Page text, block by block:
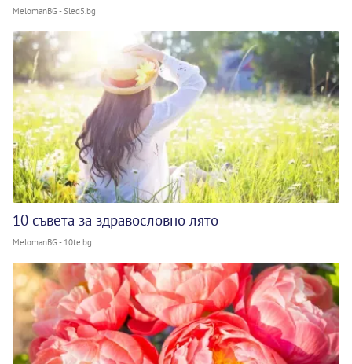
MelomanBG - Sled5.bg
10 съвета за здравословно лято
MelomanBG - 10te.bg